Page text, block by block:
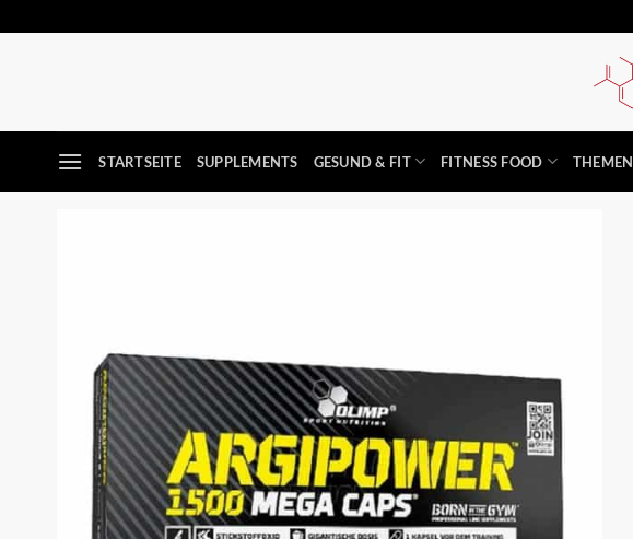
STARTSEITE SUPPLEMENTS GESUND & FIT FITNESS FOOD THEMEN